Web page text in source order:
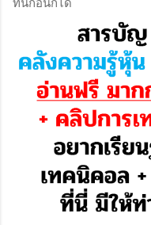
ที่นี่ก่อนก็ได้